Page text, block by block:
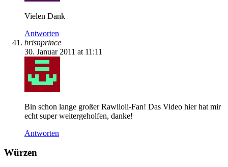
Vielen Dank
Antworten
brisnprince
30. Januar 2011 at 11:11
Bin schon lange großer Rawiioli-Fan! Das Video hier hat mir
echt super weitergeholfen, danke!
Antworten
Würzen